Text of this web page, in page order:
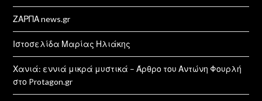
ΖΑΡΠΑ news.gr
Ιστοσελίδα Μαρίας Ηλιάκης
Χανιά: εννιά μικρά μυστικά – Άρθρο του Αντώνη Φουρλή
στο Protagon.gr